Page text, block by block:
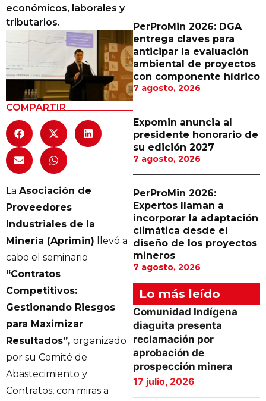
Calendario de Eventos
Revistas Digital
Siguenos
económicos, laborales y
tributarios.
COMPARTIR
La Asociación de
Proveedores
Industriales de la
Minería (Aprimin) llevó a
cabo el seminario
“Contratos
Competitivos:
Gestionando Riesgos
para Maximizar
Resultados”, organizado
por su Comité de
Abastecimiento y
Contratos, con miras a
PerProMin 2026: DGA
entrega claves para
anticipar la evaluación
ambiental de proyectos
con componente hídrico
7 agosto, 2026
Expomin anuncia al
presidente honorario de
su edición 2027
7 agosto, 2026
PerProMin 2026:
Expertos llaman a
incorporar la adaptación
climática desde el
diseño de los proyectos
mineros
7 agosto, 2026
Lo más leído
Comunidad Indígena
diaguita presenta
reclamación por
aprobación de
prospección minera
17 julio, 2026